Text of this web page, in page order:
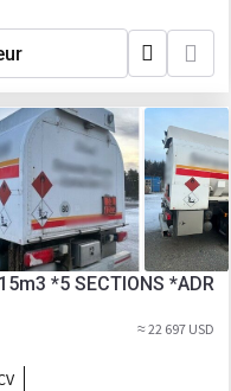
*5 SECTIONS *ADR
≈ 22 697 USD